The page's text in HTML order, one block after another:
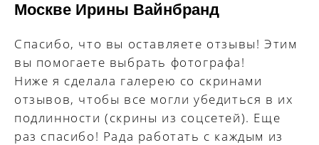
Москве Ирины Вайнбранд
Спасибо, что вы оставляете отзывы! Этим
вы помогаете выбрать фотографа!
Ниже я сделала галерею со скринами
отзывов, чтобы все могли убедиться в их
подлинности (скрины из соцсетей). Еще
раз спасибо! Рада работать с каждым из